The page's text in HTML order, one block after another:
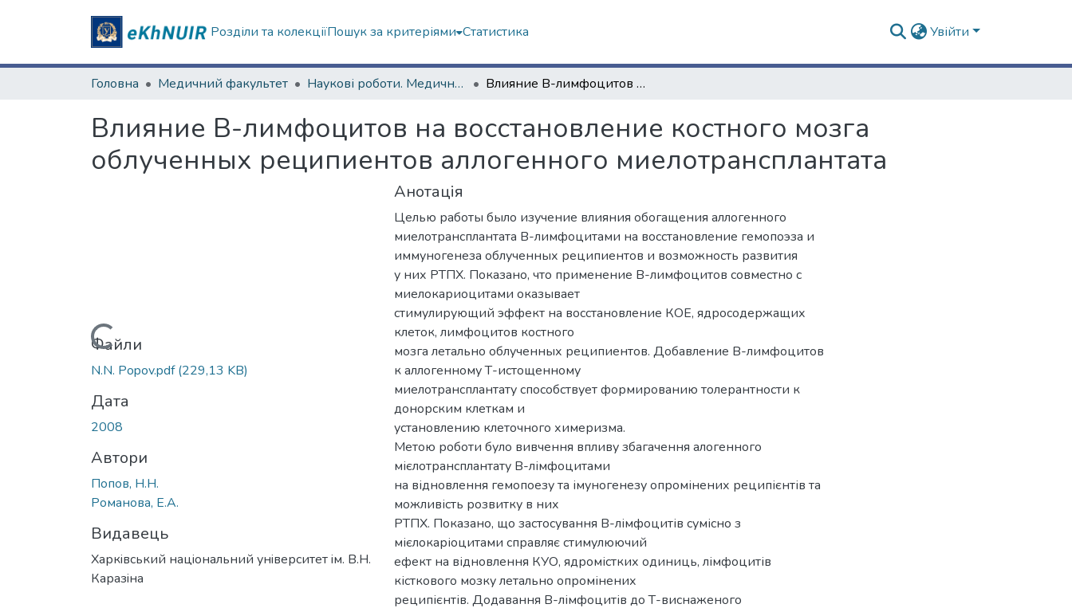
Розділи та колекціїПошук за критеріями Статистика Увійти
Головна Медичний факультет Наукові роботи. Медичний факультет Влияние В-лимфоцитов на восстановление костного мозга облученных реципиентов аллогенного миелотрансплантата
Влияние В-лимфоцитов на восстановление костного мозга
облученных реципиентов аллогенного миелотрансплантата
Вантажиться...Файли
N.N. Popov.pdf(229,13 KB)
Дата
2008
Автори
Попов, Н.Н.
Романова, Е.А.
Видавець
Харкiвський нацiональний унiверситет iм. В.Н.
Каразiна
Анотація
Целью работы было изучение влияния обогащения аллогенного
миелотрансплантата В-лимфоцитами на восстановление гемопоэза и
иммуногенеза облученных реципиентов и возможность развития
у них РТПХ. Показано, что применение В-лимфоцитов совместно с
миелокариоцитами оказывает
стимулирующий эффект на восстановление КОЕ, ядросодержащих
клеток, лимфоцитов костного
мозга летально облученных реципиентов. Добавление В-лимфоцитов
к аллогенному Т-истощенному
миелотрансплантату способствует формированию толерантности к
донорским клеткам и
установлению клеточного химеризма.
Метою роботи було вивчення впливу збагачення алогенного
мієлотрансплантату В-лімфоцитами
на відновлення гемопоезу та імуногенезу опромінених реципієнтів та
можливість розвитку в них
РТПХ. Показано, що застосування В-лімфоцитів сумісно з
мієлокаріоцитами справляє стимулюючий
ефект на відновлення КУО, ядромістких одиниць, лімфоцитів
кісткового мозку летально опромінених
реципієнтів. Додавання В-лімфоцитів до Т-виснаженого